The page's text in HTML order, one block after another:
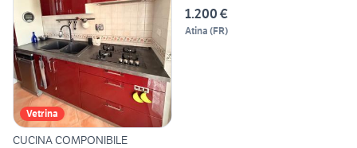
Vetrina
CUCINA COMPONIBILE
1.200 €
Atina (FR)